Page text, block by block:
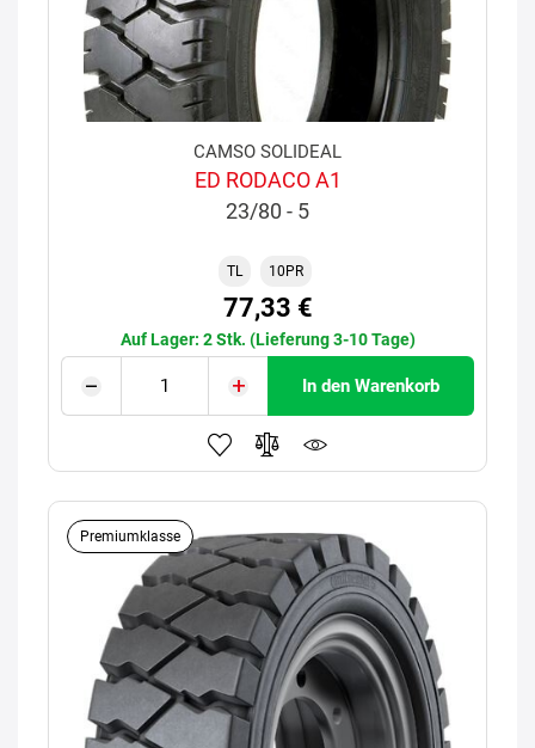
CAMSO SOLIDEAL
ED RODACO A1
23/80 - 5
TL 10PR
77,33 €
Auf Lager: 2 Stk. (Lieferung 3-10 Tage)
In den Warenkorb
Premiumklasse